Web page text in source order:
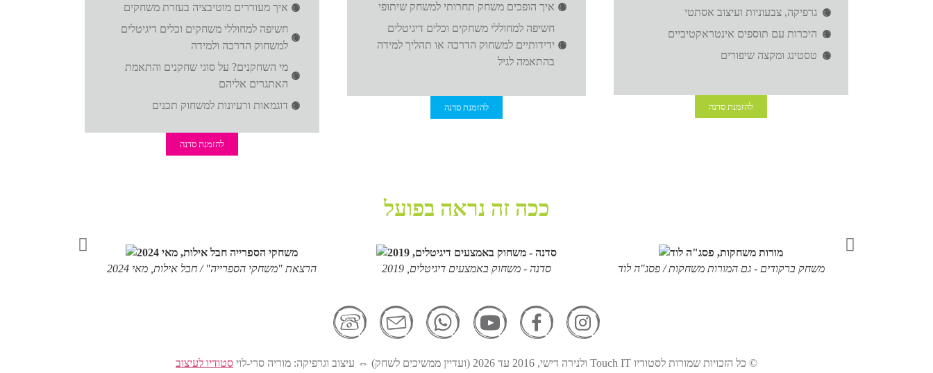
גרפיקה, צבעוניות ועיצוב אסתטי
היכרות עם תוספים אינטראקטיביים
טסטינג ומקצה שיפורים
להזמנת סדנה
איך הופכים משחק תחרותי למשחק שיתופי
חשיפה למחוללי משחקים וכלים דיגיטלים
ידידותיים למשחוק הדרכה או תהליך למידה
בהתאמה לגיל
להזמנת סדנה
איך מעוררים מוטיבציה בעזרת משחקים
חשיפה למחוללי משחקים וכלים דיגיטלים
למשחוק הדרכה ולמידה
מי השחקנים? על סוגי שחקנים והתאמת
האתגרים אליהם
דוגמאות ורעיונות למשחוק תכנים
להזמנת סדנה
ככה זה נראה בפועל
הרצאת "משחקי הספרייה" / חבל אילות, מאי 2024 סדנה - משחוק באמצעים דיגיטלים, 2019 משחק ברקודים - גם המורות משחקות / פסג"ה לוד
© כל הזכויות שמורות לסטודיו Touch IT ולנירה דישי, 2016 עד 2026 (ועדיין ממשיכים לשחק) ⇔ עיצוב וגרפיקה: מוריה סרי-לוי סטודיו לעיצוב